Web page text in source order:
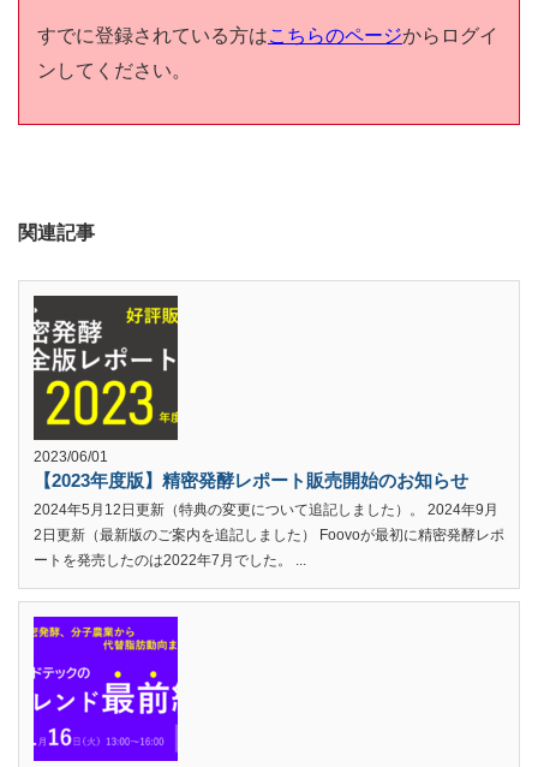
すでに登録されている方はこちらのページからログイ
ンしてください。
関連記事
2023/06/01
【2023年度版】精密発酵レポート販売開始のお知らせ
2024年5月12日更新（特典の変更について追記しました）。 2024年9月
2日更新（最新版のご案内を追記しました） Foovoが最初に精密発酵レポ
ートを発売したのは2022年7月でした。 ...